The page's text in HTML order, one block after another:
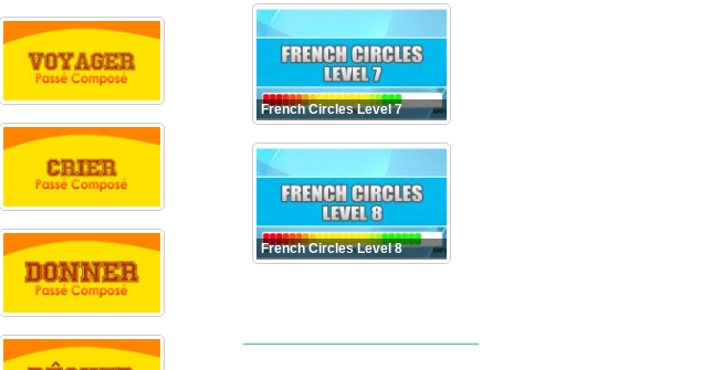
French Circles Level 7
French Circles Level 8